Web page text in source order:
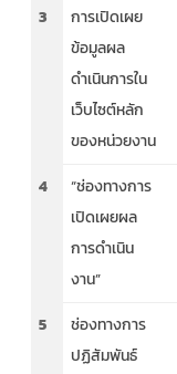
3
การเปิดเผย
ข้อมูลผล
ดำเนินการใน
เว็บไซต์หลัก
ของหน่วยงาน
4
“ช่องทางการ
เปิดเผยผล
การดำเนิน
งาน”
5
ช่องทางการ
ปฏิสัมพันธ์